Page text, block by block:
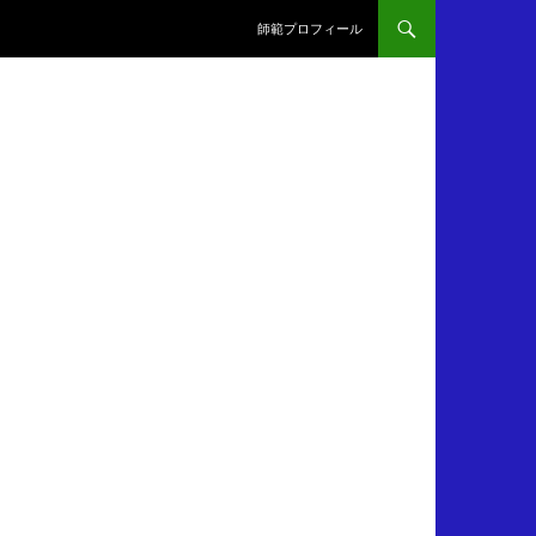
師範プロフィール